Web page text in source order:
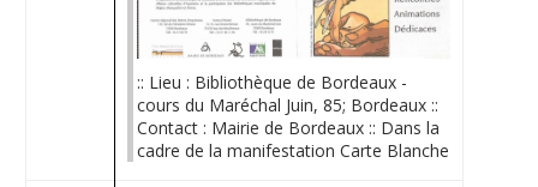
:: Lieu : Bibliothèque de Bordeaux -
cours du Maréchal Juin, 85; Bordeaux ::
Contact : Mairie de Bordeaux :: Dans la
cadre de la manifestation Carte Blanche